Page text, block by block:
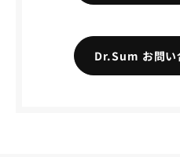
Dr.Sum お問い